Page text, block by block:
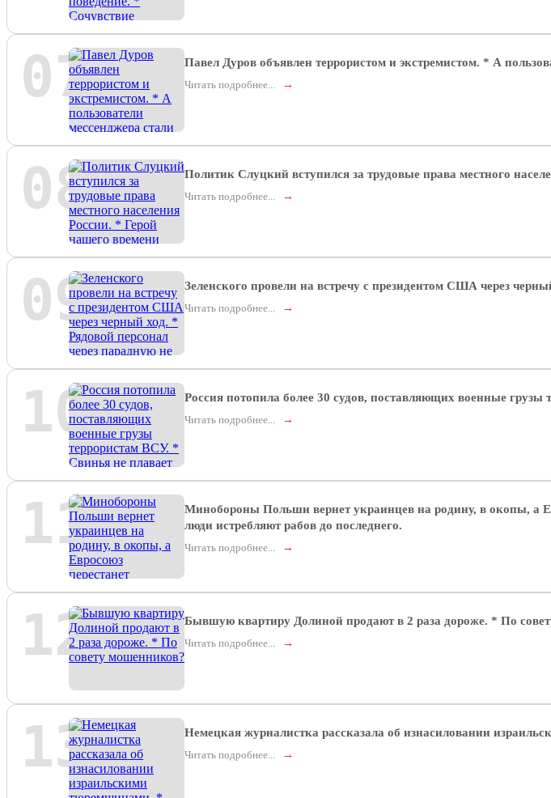
07 Павел Дуров объявлен террористом и экстремистом. * А
Читать подробнее... →
08 Политик Слуцкий вступился за трудовые права местного
Читать подробнее... →
09 Зеленского провели на встречу с президентом США через
Читать подробнее... →
10 Россия потопила более 30 судов, поставляющих военные
Читать подробнее... →
11
Минобороны Польши вернет украинцев на родину, в окопы, а
люди истребляют рабов до последнего.
Читать подробнее... →
12 Бывшую квартиру Долиной продают в 2 раза дороже. * По
Читать подробнее... →
13 Немецкая журналистка рассказала об изнасиловании
Читать подробнее... →